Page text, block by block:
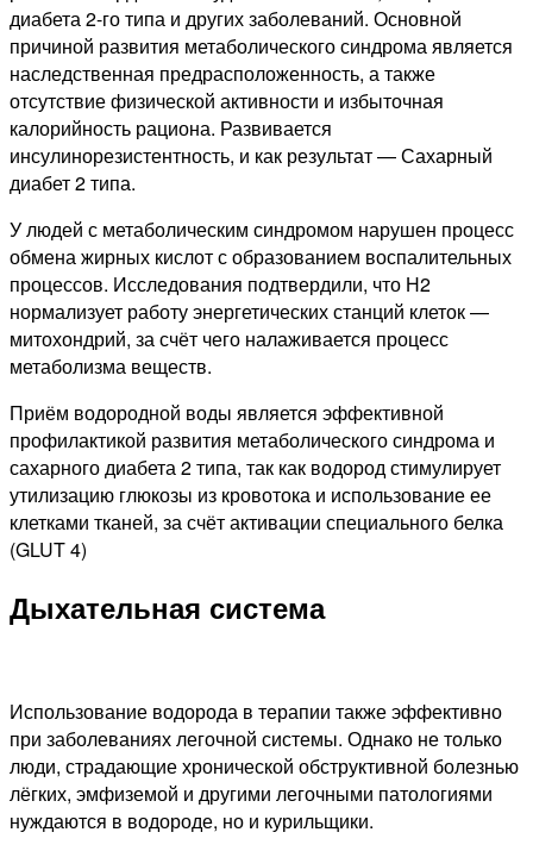
диабета 2-го типа и других заболеваний. Основной
причиной развития метаболического синдрома является
наследственная предрасположенность, а также
отсутствие физической активности и избыточная
калорийность рациона. Развивается
инсулинорезистентность, и как результат — Сахарный
диабет 2 типа.
У людей с метаболическим синдромом нарушен процесс
обмена жирных кислот с образованием воспалительных
процессов. Исследования подтвердили, что Н2
нормализует работу энергетических станций клеток —
митохондрий, за счёт чего налаживается процесс
метаболизма веществ.
Приём водородной воды является эффективной
профилактикой развития метаболического синдрома и
сахарного диабета 2 типа, так как водород стимулирует
утилизацию глюкозы из кровотока и использование ее
клетками тканей, за счёт активации специального белка
(GLUT 4)
Дыхательная система
Использование водорода в терапии также эффективно
при заболеваниях легочной системы. Однако не только
люди, страдающие хронической обструктивной болезнью
лёгких, эмфиземой и другими легочными патологиями
нуждаются в водороде, но и курильщики.